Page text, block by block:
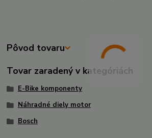
Pôvod tovaru
Tovar zaradený v kategóriách
E-Bike komponenty
Náhradné diely motor
Bosch